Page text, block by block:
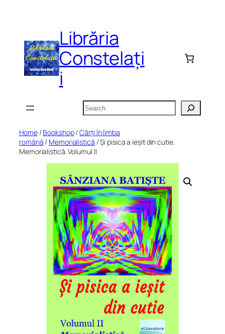
Librăria
Constelați
i
Search
Home/Bookshop/Cărți în limba
română / Memorialistică / Și pisica a ieșit din cutie.
Memorialistică. Volumul II